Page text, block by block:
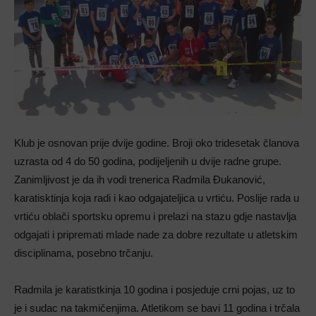
Klub je osnovan prije dvije godine. Broji oko tridesetak članova
uzrasta od 4 do 50 godina, podijeljenih u dvije radne grupe.
Zanimljivost je da ih vodi trenerica Radmila Đukanović,
karatisktinja koja radi i kao odgajateljica u vrtiću. Poslije rada u
vrtiću oblači sportsku opremu i prelazi na stazu gdje nastavlja
odgajati i pripremati mlade nade za dobre rezultate u atletskim
disciplinama, posebno trčanju.
Radmila je karatistkinja 10 godina i posjeduje crni pojas, uz to
je i sudac na takmičenjima. Atletikom se bavi 11 godina i trčala